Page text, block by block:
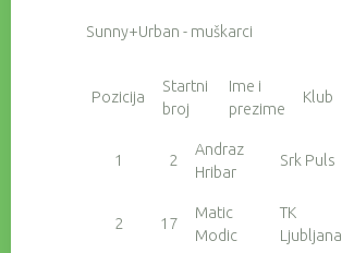
Sunny+Urban - muškarci
Pozicija
Startni
broj
Ime i
prezime
Klub
1 2
Andraz
Hribar
Srk Puls
2 17
Matic
Modic
TK
Ljubljana